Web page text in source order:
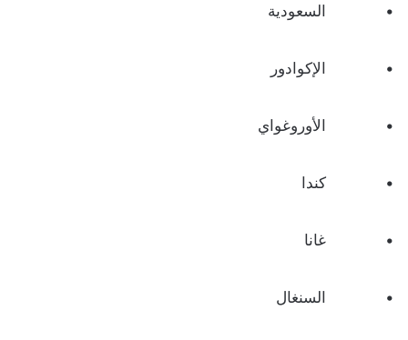
• السعودية
• الإكوادور
• الأوروغواي
• كندا
• غانا
• السنغال